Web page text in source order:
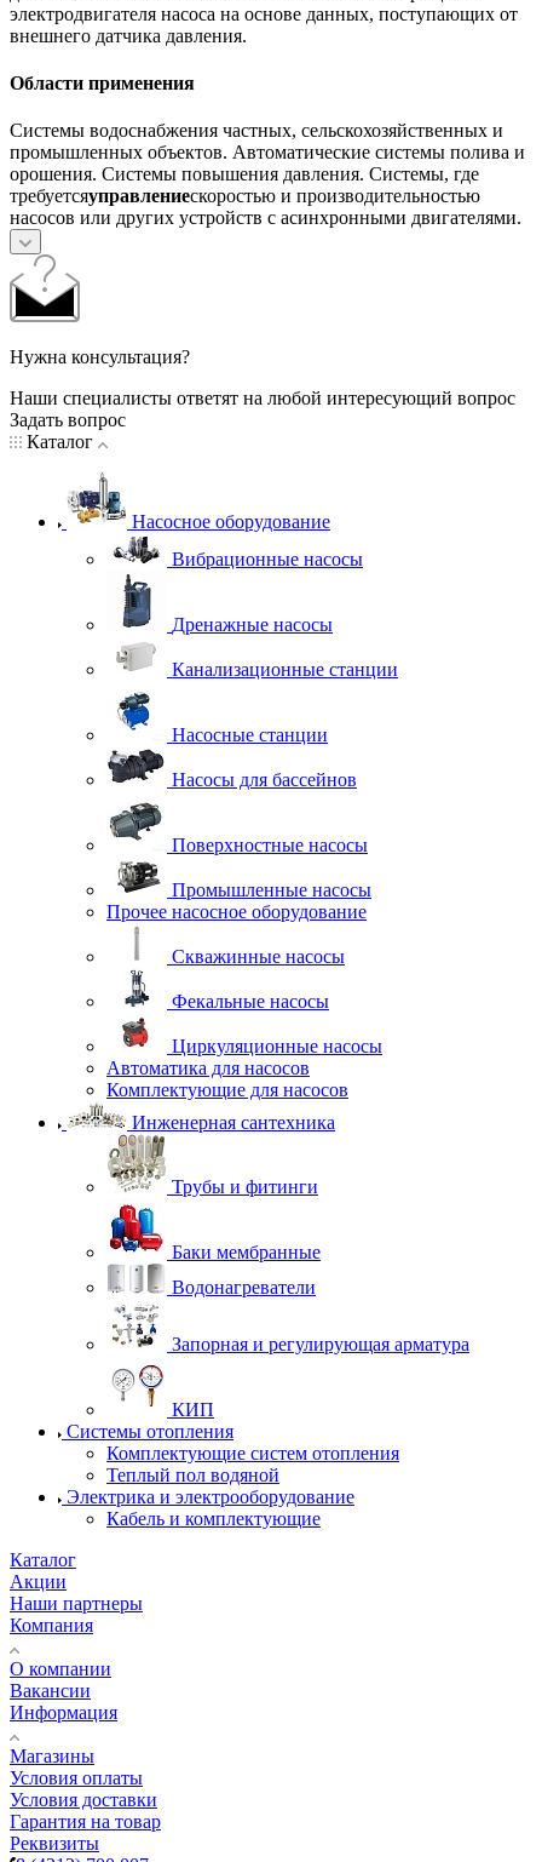
электродвигателя насоса на основе данных, поступающих от
внешнего датчика давления.
Области применения
Системы водоснабжения частных, сельскохозяйственных и
промышленных объектов. Автоматические системы полива и
орошения. Системы повышения давления. Системы, где
требуетсяуправлениескоростью и производительностью
насосов или других устройств с асинхронными двигателями.
Нужна консультация?
Наши специалисты ответят на любой интересующий вопрос
Задать вопрос
Каталог
Насосное оборудование
Вибрационные насосы
Дренажные насосы
Канализационные станции
Насосные станции
Насосы для бассейнов
Поверхностные насосы
Промышленные насосы
Прочее насосное оборудование
Скважинные насосы
Фекальные насосы
Циркуляционные насосы
Автоматика для насосов
Комплектующие для насосов
Инженерная сантехника
Трубы и фитинги
Баки мембранные
Водонагреватели
Запорная и регулирующая арматура
КИП
Системы отопления
Комплектующие систем отопления
Теплый пол водяной
Электрика и электрооборудование
Кабель и комплектующие
Каталог
Акции
Наши партнеры
Компания
О компании
Вакансии
Информация
Магазины
Условия оплаты
Условия доставки
Гарантия на товар
Реквизиты